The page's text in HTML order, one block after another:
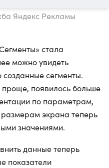
Яндекс Рекламы
стала
можно увидеть
сегменты.
появилось больше
по параметрам,
экрана теперь
значениями.
данные теперь
показатели